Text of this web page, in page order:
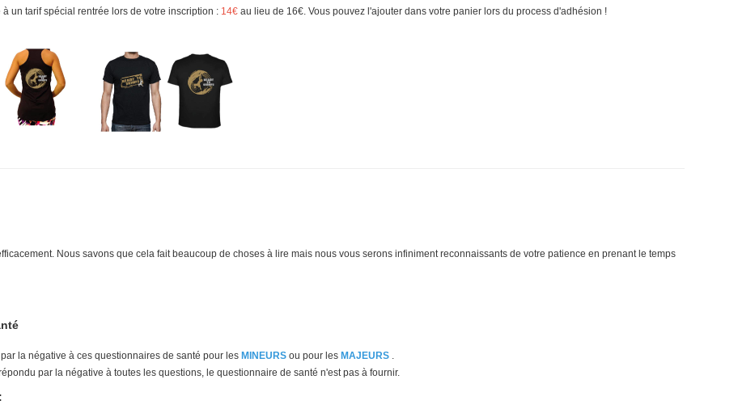
à un tarif spécial rentrée lors de votre inscription : 14€ au lieu de 16€. Vous pouvez l'ajouter dans votre panier lors du process d'adhésion !
Nous savons que cela fait beaucoup de choses à lire mais nous vous serons infiniment reconnaissants de votre patience en prenant le temps
la négative à ces questionnaires de santé pour les MINEURS ou pour les MAJEURS .
par la négative à toutes les questions, le questionnaire de santé n'est pas à fournir.